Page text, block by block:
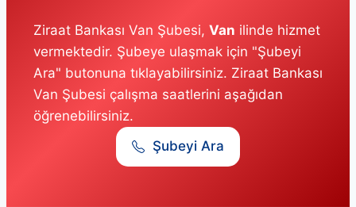
Ziraat Bankası Van Şubesi, Van ilinde hizmet
vermektedir. Şubeye ulaşmak için "Şubeyi
Ara" butonuna tıklayabilirsiniz. Ziraat Bankası
Van Şubesi çalışma saatlerini aşağıdan
öğrenebilirsiniz.
Şubeyi Ara